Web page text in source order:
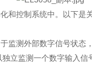
和控制系统中。以下是
监测外部数字信号状态
立监测一个数字输入信